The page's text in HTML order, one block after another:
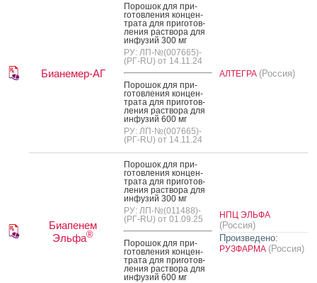
Бианемер-АГ
По­рошок для при­
готов­ле­ния кон­цен­
тра­та для при­готов­
ле­ния рас­тво­ра для
ин­фу­зий 300 мг
РУ: ЛП-№(007665)-
(РГ-RU) от 14.11.24
По­рошок для при­
готов­ле­ния кон­цен­
тра­та для при­готов­
ле­ния рас­тво­ра для
ин­фу­зий 600 мг
РУ: ЛП-№(007665)-
(РГ-RU) от 14.11.24
АЛТЕГРА (Россия)
Биапенем
Эльфа®
По­рошок для при­
готов­ле­ния кон­цен­
тра­та для при­готов­
ле­ния рас­тво­ра для
ин­фу­зий 300 мг
РУ: ЛП-№(011488)-
(РГ-RU) от 01.09.25
По­рошок для при­
готов­ле­ния кон­цен­
тра­та для при­готов­
ле­ния рас­тво­ра для
ин­фу­зий 600 мг
НПЦ ЭЛЬФА
(Россия)
Произведено:
РУЗФАРМА (Россия)